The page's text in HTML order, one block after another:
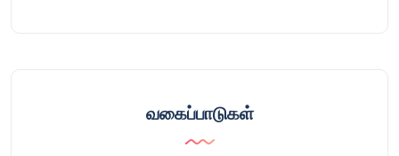
வகைப்பாடுகள்